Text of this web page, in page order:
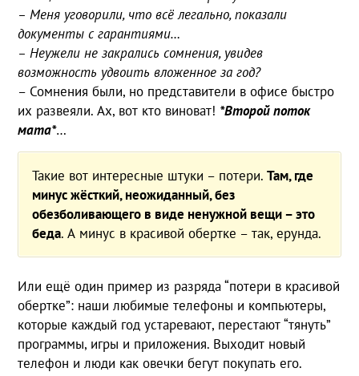
– Меня уговорили, что всё легально, показали
документы с гарантиями…
– Неужели не закрались сомнения, увидев
возможность удвоить вложенное за год?
– Сомнения были, но представители в офисе быстро
их развеяли. Ах, вот кто виноват! *Второй поток
мата*…
Такие вот интересные штуки – потери.Там, где
минус жёсткий, неожиданный, без
обезболивающего в виде ненужной вещи – это
беда. А минус в красивой обертке – так, ерунда.
Или ещё один пример из разряда “потери в красивой
обертке”: наши любимые телефоны и компьютеры,
которые каждый год устаревают, перестают “тянуть”
программы, игры и приложения. Выходит новый
телефон и люди как овечки бегут покупать его.